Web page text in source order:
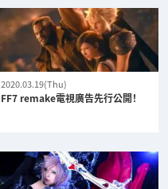
2020.03.19(Thu)
FF7 remake電視廣告先行公開！